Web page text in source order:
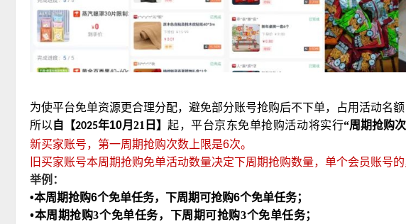
为使平台免单资源更合理分配，避免部分账号抢购后不下单，占用活动名
所以 自【2025年10月21日】 起，平台京东免单抢购活动将实行“周期抢购
新买家账号，第一周期抢购次数上限是6次。
旧买家账号本周期抢购免单活动数量决定下周期抢购数量，单个会员账号
举例：
•本周期抢购6个免单任务，下周期可抢购6个免单任务；
•本周期抢购3个免单任务，下周期可抢购3个免单任务；